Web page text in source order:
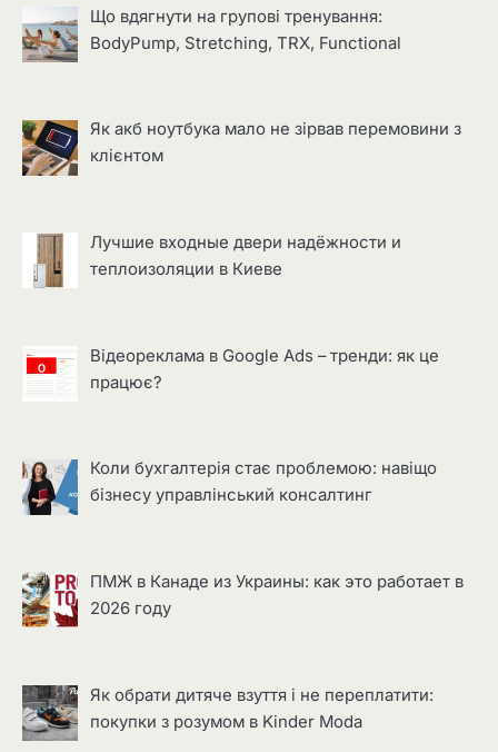
Що вдягнути на групові тренування:
BodyPump, Stretching, TRX, Functional
Як акб ноутбука мало не зірвав перемовини з
клієнтом
Лучшие входные двери надёжности и
теплоизоляции в Киеве
Відеореклама в Google Ads – тренди: як це
працює?
Коли бухгалтерія стає проблемою: навіщо
бізнесу управлінський консалтинг
ПМЖ в Канаде из Украины: как это работает в
2026 году
Як обрати дитяче взуття і не переплатити:
покупки з розумом в Kinder Moda